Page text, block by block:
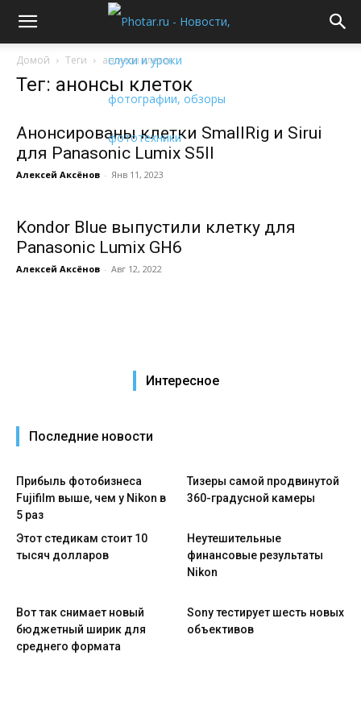
Домой Теги анонсы клеток
Тег: анонсы клеток
Анонсированы клетки SmallRig и Sirui
для Panasonic Lumix S5II
Алексей Аксёнов - Янв 11, 2023
Kondor Blue выпустили клетку для
Panasonic Lumix GH6
Алексей Аксёнов - Авг 12, 2022
Интересное
Последние новости
Прибыль фотобизнеса
Fujifilm выше, чем у Nikon в
5 раз
Тизеры самой продвинутой
360-градусной камеры
Этот стедикам стоит 10
тысяч долларов
Неутешительные
финансовые результаты
Nikon
Вот так снимает новый
бюджетный ширик для
среднего формата
Sony тестирует шесть новых
объективов